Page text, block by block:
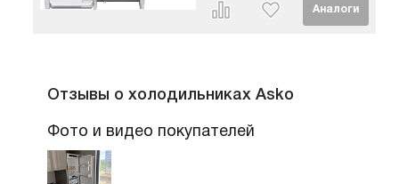
Отзывы о холодильниках Asko
Фото и видео покупателей